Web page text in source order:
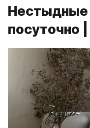
Нестыдные
посуточно